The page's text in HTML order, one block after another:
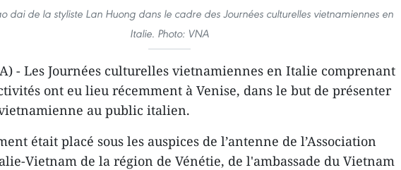
dai de la styliste Lan Huong dans le cadre des Journées culturelles vietnamiennes en
Italie. Photo: VNA
- Les Journées culturelles vietnamiennes en Italie comprenant
ont eu lieu récemment à Veni​se, dans le but de présenter
au public italien.
​était placé sous les auspices de l’antenne de l’Association
Vietnam de la région de Vénétie, de l'ambassade du Vietnam